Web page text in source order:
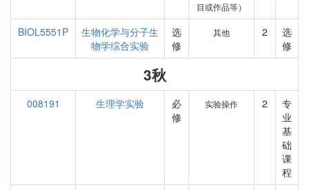
目或作品等）
BIOL5551P
生物化学与分子生
物学综合实验
选
修
其他 2
选
修
3秋
008191 生理学实验
必
修
实验操作 2
专
业
基
础
课
程